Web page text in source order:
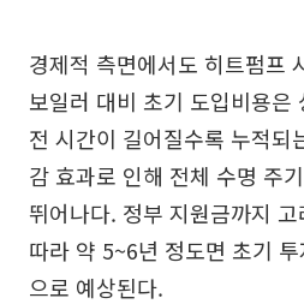
경제적 측면에서도 히트펌프
보일러 대비 초기 도입비용은
전 시간이 길어질수록 누적되
감 효과로 인해 전체 수명 주
뛰어나다. 정부 지원금까지
따라 약 5~6년 정도면 초기
으로 예상된다.